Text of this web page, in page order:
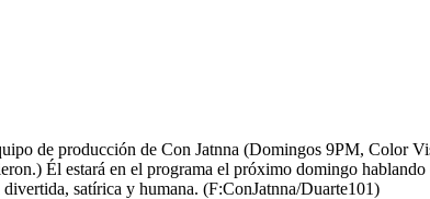
de producción de Con Jatnna (Domingos 9PM, Color
Él estará en el programa el próximo domingo
satírica y humana. (F:ConJatnna/Duarte101)